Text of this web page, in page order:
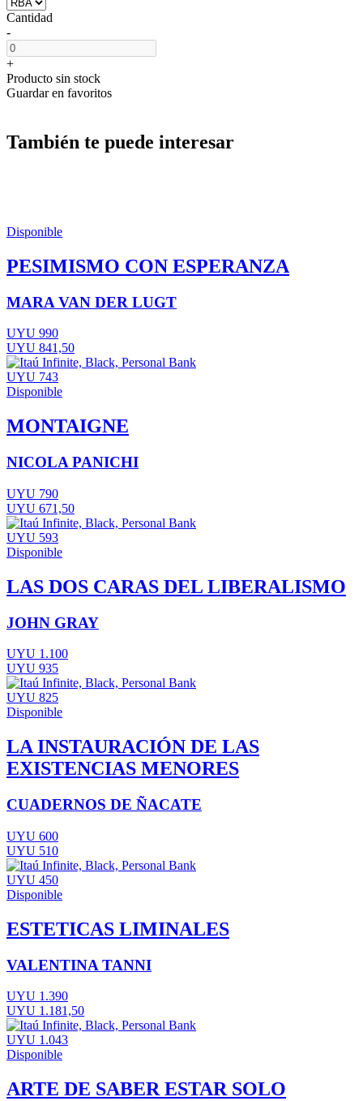
Cantidad
-
+
Producto sin stock
Guardar en favoritos
También te puede interesar
Disponible
PESIMISMO CON ESPERANZA
MARA VAN DER LUGT
UYU 990
UYU 841,50
UYU 743
Disponible
MONTAIGNE
NICOLA PANICHI
UYU 790
UYU 671,50
UYU 593
Disponible
LAS DOS CARAS DEL LIBERALISMO
JOHN GRAY
UYU 1.100
UYU 935
UYU 825
Disponible
LA INSTAURACIÓN DE LAS
EXISTENCIAS MENORES
CUADERNOS DE ÑACATE
UYU 600
UYU 510
UYU 450
Disponible
ESTETICAS LIMINALES
VALENTINA TANNI
UYU 1.390
UYU 1.181,50
UYU 1.043
Disponible
ARTE DE SABER ESTAR SOLO